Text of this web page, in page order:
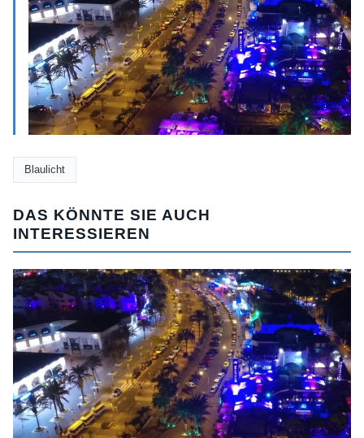
Blaulicht
DAS KÖNNTE SIE AUCH
INTERESSIEREN